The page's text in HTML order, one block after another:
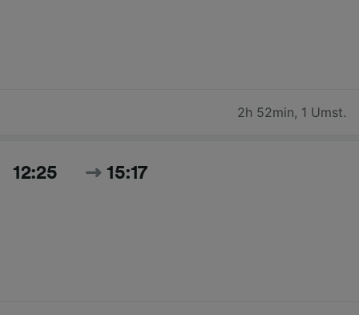
2h 52min, 1 Umst.
12:25 15:17